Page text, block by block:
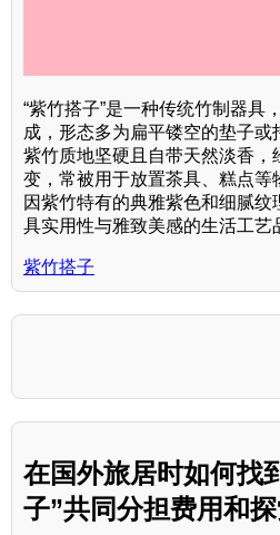
“紫竹搭子”是一种传统竹制器具
成，形态多为扁平镂空的垫子或
紫竹质地坚硬且自带天然淡香，
变，常被用于放置茶具、糕点等
因紫竹特有的典雅紫色和细腻
具实用性与雅致美感的生活工艺
紫竹搭子
在国外旅居时如何找
子”共同分担费用和